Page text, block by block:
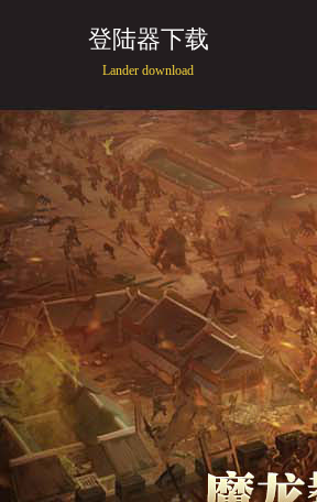
登陆器下载
Lander download